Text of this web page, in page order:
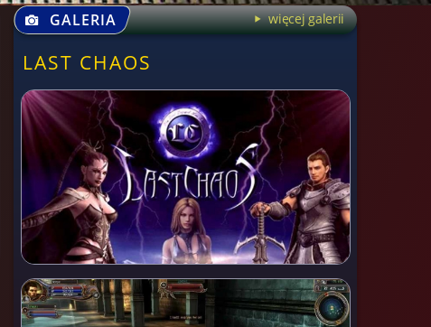
GALERIA więcej galerii
LAST CHAOS